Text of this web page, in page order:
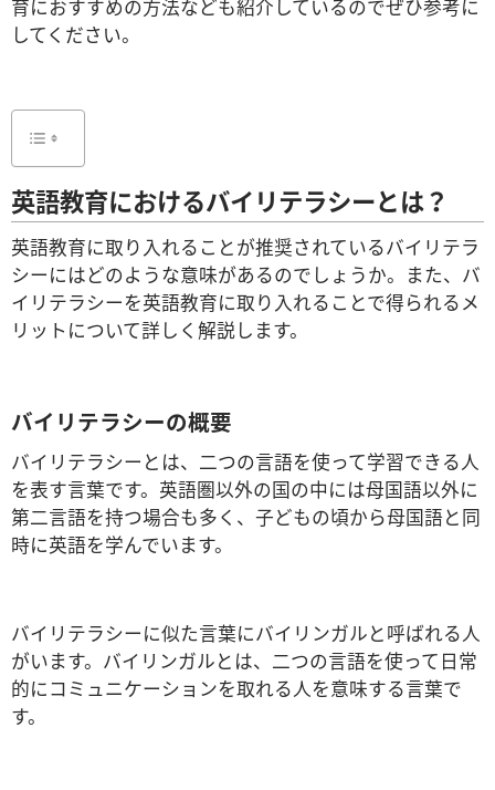
育におすすめの方法なども紹介しているのでぜひ参考に
してください。
英語教育におけるバイリテラシーとは？
英語教育に取り入れることが推奨されているバイリテラ
シーにはどのような意味があるのでしょうか。また、バ
イリテラシーを英語教育に取り入れることで得られるメ
リットについて詳しく 解説します。
バイリテラシーの概要
バイリテラシーとは、二つの言語を使って学習できる人
を表す言葉です。英語圏以外の国の中には母国語以外に
第二言語を持つ場合も多く、子どもの頃から母国語と同
時に英語を学んでいます。
バイリテラシーに似た言葉にバイリンガルと呼ばれる人
がいます。バイリンガルとは、二つの言語を使って日常
的にコミュニケーションを取れる人を意味する言葉で
す。